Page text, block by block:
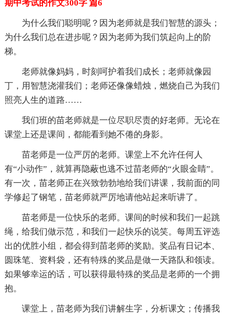
期中考试的作文300字 篇6
为什么我们聪明呢？因为老师就是我们智慧的源头；
为什么我们总在进步呢？因为老师为我们筑起向上的阶
梯。
老师就像妈妈，时刻呵护着我们成长；老师就像园
丁，用智慧浇灌我们；老师还像像蜡烛，燃烧自己为我们
照亮人生的道路……
我们班的苗老师就是一位尽职尽责的好老师。无论在
课堂上还是课间，都能看到她不倦的身影。
苗老师是一位严厉的老师。课堂上不允许任何人
有“小动作”，就算再隐蔽也逃不过苗老师的“火眼金睛”。
有一次，苗老师正在兴致勃勃地给我们讲课，我前面的同
学修起了钢笔，苗老师就严厉地请他站起来听讲了。
苗老师是一位快乐的老师。课间的时候和我们一起跳
绳，给我们做示范，和我们一起快乐的说笑。每周五评选
出的优胜小组，都会得到苗老师的奖励。奖品有日记本、
圆珠笔、资料袋，还有特殊的奖品是做一天路队和领读。
如果够幸运的话，可以获得最特殊的奖品是老师的一个拥
抱。
课堂上，苗老师为我们讲解生字，分析课文；传播我